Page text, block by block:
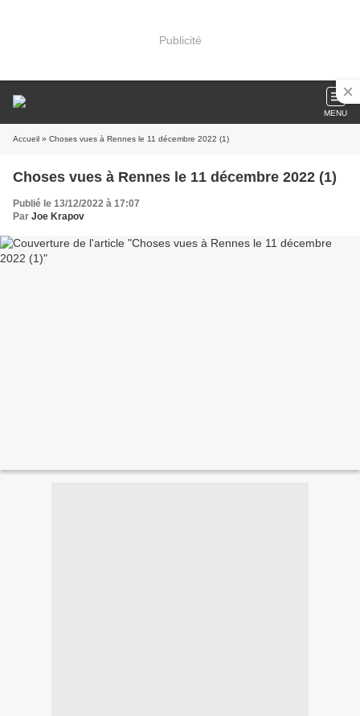
Publicité
MENU
Accueil » Choses vues à Rennes le 11 décembre 2022 (1)
Choses vues à Rennes le 11 décembre 2022 (1)
Publié le 13/12/2022 à 17:07
Par Joe Krapov